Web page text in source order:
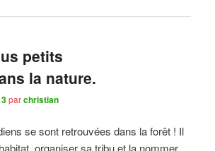
petits
la nature.
parchristian
se sont retrouvées dans la forêt ! Il
organiser sa tribu et la nommer,